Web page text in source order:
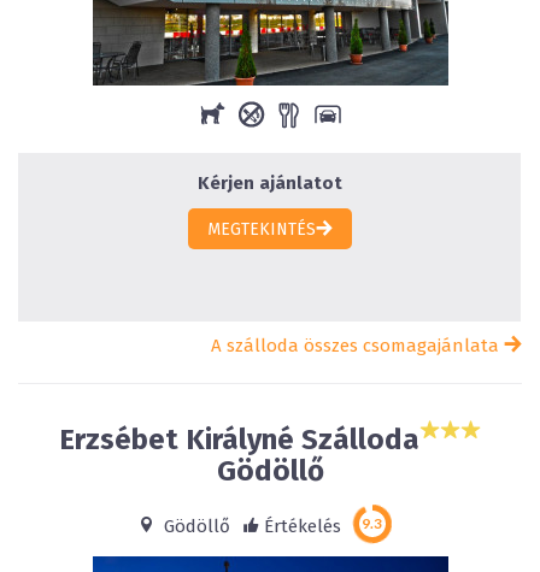
Kérjen ajánlatot
MEGTEKINTÉS
A szálloda összes csomagajánlata
Erzsébet Királyné Szálloda
Gödöllő
Gödöllő Értékelés